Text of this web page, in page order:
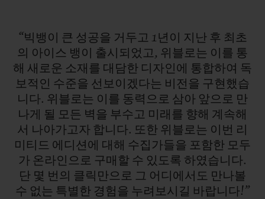
“빅뱅이 큰 성공을 거두고 1년이 지난 후 최초
의 아이스 뱅이 출시되었고, 위블로는 이를 통
해 새로운 소재를 대담한 디자인에 통합하여 독
보적인 수준을 선보이겠다는 비전을 구현했습
니다. 위블로는 이를 동력으로 삼아 앞으로 만
나게 될 모든 벽을 부수고 미래를 향해 계속해
서 나아가고자 합니다. 또한 위블로는 이번 리
미티드 에디션에 대해 수집가들을 포함한 모두
가 온라인으로 구매할 수 있도록 하였습니다.
단 몇 번의 클릭만으로 그 어디에서도 만나볼
수 없는 특별한 경험을 누려보시길 바랍니다!”